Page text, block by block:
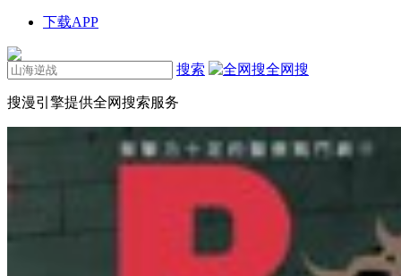
下载APP
搜索 全网搜
搜漫引擎提供全网搜索服务